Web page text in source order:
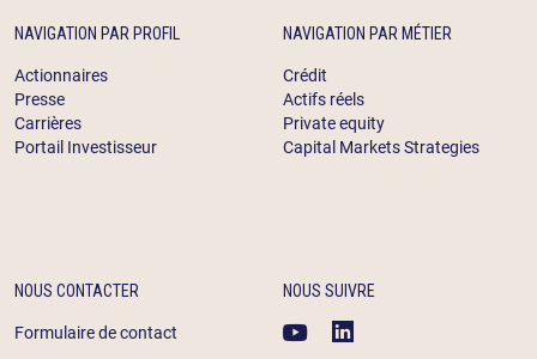
NAVIGATION PAR PROFIL
Actionnaires
Presse
Carrières
Portail Investisseur
NAVIGATION PAR MÉTIER
Crédit
Actifs réels
Private equity
Capital Markets Strategies
NOUS CONTACTER
Formulaire de contact
NOUS SUIVRE